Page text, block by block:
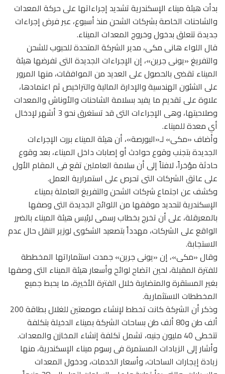
بدأت هيئة ميناء الإسكندرية تشديد إجراءاتها على حركة المعدات
والشاحنات الخاصة بشركات الشحن منذ أسبوع، عبر فرض إجراءات
جديدة تتعلق بدخول وخروج المعدات الميناء.
قال اللواء هانى مكى، مدير الشركة المتحدة للحبوب للشحن
والتفريغ «يونى جرين»، إن الإجراءات الجديدة التى تفرضها هيئة
الميناء تقضى بالحصول على العديد من الموافقات، منها المرور
على الشئون الهندسية والإدارة المالية والتراخيص ثم اعتمادها،
علاوة على تقديم ما يفيد بسلامة الشاحنات والأوناش والمعدات
وصلاحيتها، وهى الإجراءات التى قد تستغرق نحو 3 أشهر لإدخال
أي معدة للميناء.
وأضاف «مكى» لـ«البورصة»، أن هيئة الميناء بررت الإجراءات
الجديدة بتجنب وقوع حوادث أو إصابات داخل الميناء، بعد وقوع
حادثة مؤخراً، لافتاً إلى أن سلامة العاملين تقع فى المقام الأول
على عاتق الشركات التى تحرص على استمرارية العمل.
وكشف عن اجتماع شركات الشحن والتفريغ العاملة بميناء
الإسكندرية لتحديد موقفها من اللوائح الجديدة التى وصفها
بالمعرقلة، على أن تخرج بخطاب رسمى لرئيس هيئة الميناء بالضرر
الواقع على الشركات، مهدداً بتصعيد الشكوى لوزير النقل حال عدم
الاستجابة.
وقال «مكى»، إن «يونى جرين» جمدت استثماراتها المخططة
للفترة المقبلة، لحين اتضاح لوائح وأسعار هيئة الميناء التى وصفها
بغير المستقرة والمتضاربة خلال الفترة الأخيرة، ما يحبط جميع
المخططات الاستثمارية.
وذكر أن الشركة كانت تخطط لإنشاء صومعتين للغلال بطاقة 200
ألف طن و80 ألف طن بساحات الشركة بميناء الدخيلة بتكلفة
تتخطى 40 مليون جنيه، تشمل تكلفة إنشاء المخازن والمعدات.
وأشار إلى الزيادات المستمرة فى رسوم ميناء الإسكندرية، منها
زيادة إيجارات الساحات، وأسعار الخدمات، ودخول المعدات